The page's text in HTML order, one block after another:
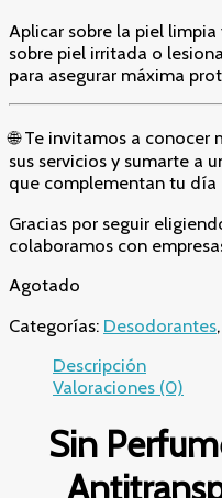
Aplicar sobre la piel
sobre piel irritada o
para asegurar máxima
🌐 Te invitamos a conocer
sus servicios y sumarte a
que complementan tu día
Gracias por seguir
colaboramos con
Agotado
Categorías: Desodorantes,
Descripción
Valoraciones (0)
Sin